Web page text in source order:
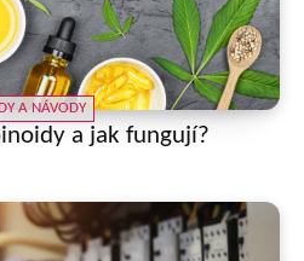
A NÁVODY
a jak fungují?